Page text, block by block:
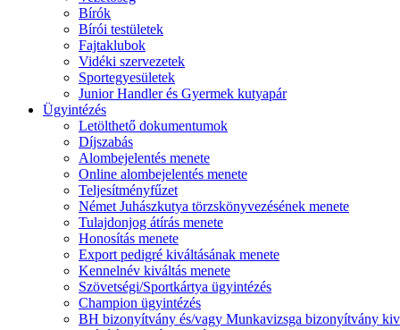
Bírók
Bírói testületek
Fajtaklubok
Vidéki szervezetek
Sportegyesületek
Junior Handler és Gyermek kutyapár
Ügyintézés
Letölthető dokumentumok
Díjszabás
Alombejelentés menete
Online alombejelentés menete
Teljesítményfűzet
Német Juhászkutya törzskönyvezésének menete
Tulajdonjog átírás menete
Honosítás menete
Export pedigré kiváltásának menete
Kennelnév kiváltás menete
Szövetségi/Sportkártya ügyintézés
Champion ügyintézés
BH bizonyítvány és/vagy Munkavizsga bizonyítvány